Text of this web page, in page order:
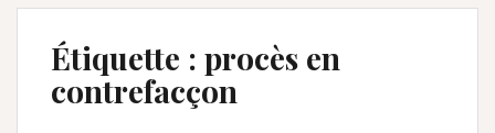
Étiquette : procès en
contrefacçon